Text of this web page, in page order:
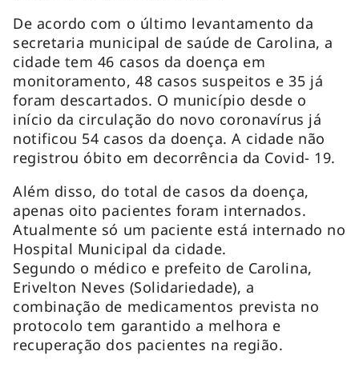
De acordo com o último levantamento da
secretaria municipal de saúde de Carolina, a
cidade tem 46 casos da doença em
monitoramento, 48 casos suspeitos e 35 já
foram descartados. O município desde o
início da circulação do novo coronavírus já
notificou 54 casos da doença. A cidade não
registrou óbito em decorrência da Covid- 19.
Além disso, do total de casos da doença,
apenas oito pacientes foram internados.
Atualmente só um paciente está internado no
Hospital Municipal da cidade.
Segundo o médico e prefeito de Carolina,
Erivelton Neves (Solidariedade), a
combinação de medicamentos prevista no
protocolo tem garantido a melhora e
recuperação dos pacientes na região.